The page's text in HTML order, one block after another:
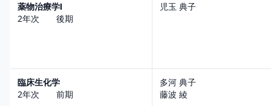
薬物治療学Ⅰ
2年次 後期
児玉 典子
臨床生化学
2年次 前期
多河 典子
藤波 綾